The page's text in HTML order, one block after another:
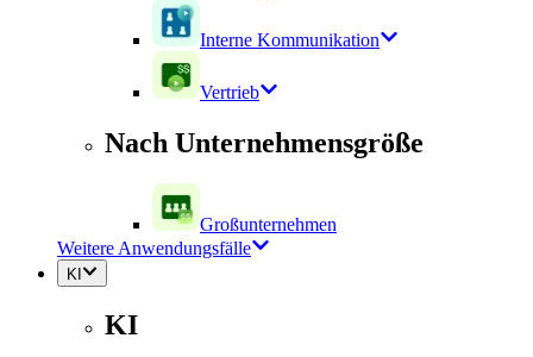
Interne Kommunikation
Vertrieb
Nach Unternehmensgröße
Großunternehmen
Weitere Anwendungsfälle
KI
KI